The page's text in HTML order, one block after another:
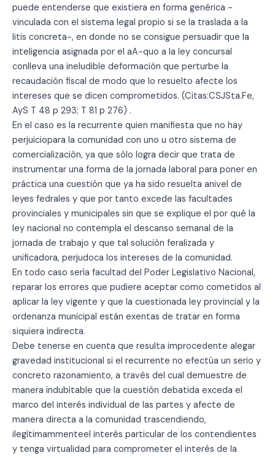
puede entenderse que existiera en forma genérica -
vinculada con el sistema legal propio si se la traslada a la
litis concreta-, en donde no se consigue persuadir que la
inteligencia asignada por el aA-quo a la ley concursal
conlleva una ineludible deformación que perturbe la
recaudación fiscal de modo que lo resuelto afecte los
intereses que se dicen comprometidos. (Citas:CSJSta.Fe,
AyS T 48 p 293; T 81 p 276) .
En el caso es la recurrente quien manifiesta que no hay
perjuiciopara la comunidad con uno u otro sistema de
comercializaciòn, ya que sòlo logra decir que trata de
instrumentar una forma de la jornada laboral para poner en
práctica una cuestión que ya ha sido resuelta anivel de
leyes fedrales y que por tanto excede las facultades
provinciales y municipales sin que se explique el por qué la
ley nacional no contempla el descanso semanal de la
jornada de trabajo y que tal soluciòn feralizada y
unificadora, perjudoca los intereses de la comunidad.
En todo caso serìa facultad del Poder Legislativo Nacional,
reparar los errores que pudiere aceptar como cometidos al
aplicar la ley vigente y que la cuestionada ley provincial y la
ordenanza municipal están exentas de tratar en forma
siquiera indirecta.
Debe tenerse en cuenta que resulta improcedente alegar
gravedad institucional si el recurrente no efectúa un serio y
concreto razonamiento, a través del cual demuestre de
manera indubitable que la cuestión debatida exceda el
marco del interés individual de las partes y afecte de
manera directa a la comunidad trascendiendo,
ilegìtimammenteel interés particular de los contendientes
y tenga virtualidad para comprometer el interés de la